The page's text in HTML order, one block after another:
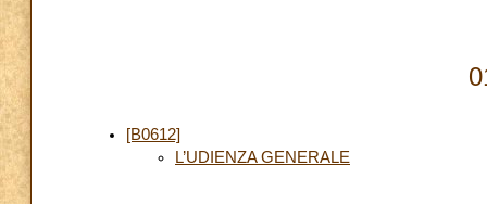
[B0612]
L’UDIENZA GENERALE